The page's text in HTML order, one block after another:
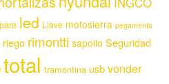
led Llave motosierra pegamento
riego rimontti sapolio Seguridad
total tramontina usbvonder